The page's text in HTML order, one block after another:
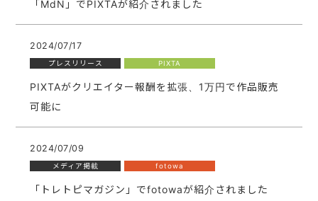
「MdN」でPIXTAが紹介されました
2024/07/17
プレスリリース PIXTA
PIXTAがクリエイター報酬を拡張、1万円で作品販売
可能に
2024/07/09
メディア掲載 fotowa
「トレトピマガジン」でfotowaが紹介されました